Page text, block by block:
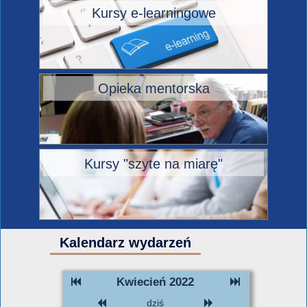
Kursy e-learningowe
Opieka mentorska
Kursy "szyte na miarę"
Kalendarz wydarzeń
Kwiecień 2022
dziś